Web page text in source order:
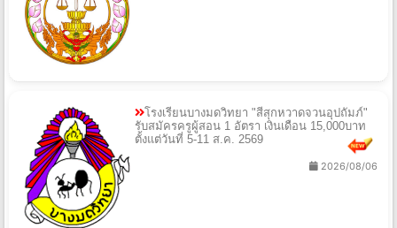
โรงเรียนบางมดวิทยา "สีสุกหวาดจวนอุปถัมภ์"
รับสมัครครูผู้สอน 1 อัตรา เงินเดือน 15,000บาท
ตั้งแต่วันที่ 5-11 ส.ค. 2569
2026/08/06